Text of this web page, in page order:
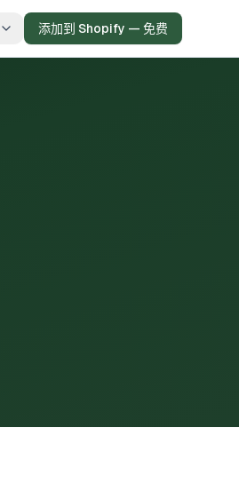
添加到 Shopify — 免费